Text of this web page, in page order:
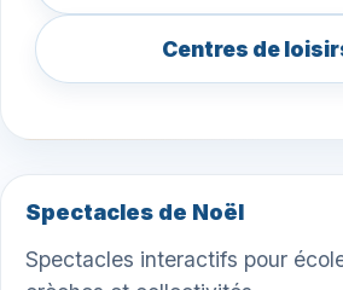
Centres de
Spectacles de Noël
Spectacles interactifs pour